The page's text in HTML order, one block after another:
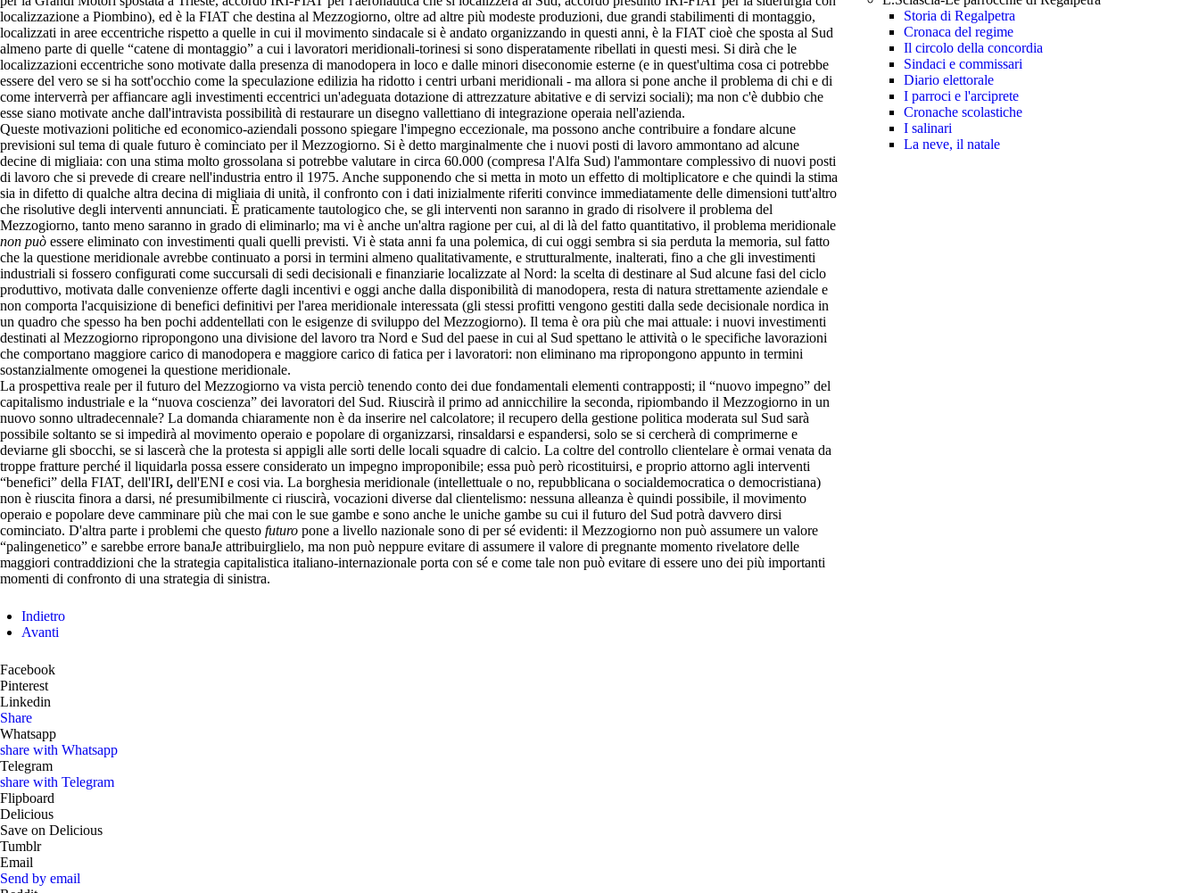
localizzazione a Piombino), ed è la FIAT che destina al Mezzogiorno, oltre ad altre più modeste produzioni, due grandi stabilimenti di montaggio,
localizzati in aree eccentriche rispetto a quelle in cui il movimento sindacale si è andato organizzando in questi anni, è la FIAT cioè che sposta al Sud
almeno parte di quelle “catene di montaggio” a cui i lavoratori meridionali-torinesi si sono disperatamente ribellati in questi mesi. Si dirà che le
localizzazioni eccentriche sono motivate dalla presenza di manodopera in loco e dalle minori diseconomie esterne (e in quest'ultima cosa ci potrebbe
essere del vero se si ha sott'occhio come la speculazione edilizia ha ridotto i centri urbani meridionali - ma allora si pone anche il problema di chi e di
come interverrà per affiancare agli investimenti eccentrici un'adeguata dotazione di attrezzature abitative e di servizi sociali); ma non c'è dubbio che
esse siano motivate anche dall'intravista possibilità di restaurare un disegno vallettiano di integrazione operaia nell'azienda.
Queste motivazioni politiche ed economico-aziendali possono spiegare l'impegno eccezionale, ma possono anche contribuire a fondare alcune
previsioni sul tema di quale futuro è cominciato per il Mezzogiorno. Si è detto marginalmente che i nuovi posti di lavoro ammontano ad alcune
decine di migliaia: con una stima molto grossolana si potrebbe valutare in circa 60.000 (compresa l'Alfa Sud) l'ammontare complessivo di nuovi posti
di lavoro che si prevede di creare nell'industria entro il 1975. Anche supponendo che si metta in moto un effetto di moltiplicatore e che quindi la stima
sia in difetto di qualche altra decina di migliaia di unità, il confronto con i dati inizialmente riferiti convince immediatamente delle dimensioni tutt'altro
che risolutive degli interventi annunciati. È praticamente tautologico che, se gli interventi non saranno in grado di risolvere il problema del
Mezzogiorno, tanto meno saranno in grado di eliminarlo; ma vi è anche un'altra ragione per cui, al di là del fatto quantitativo, il problema meridionale
non può essere eliminato con investimenti quali quelli previsti. Vi è stata anni fa una polemica, di cui oggi sembra si sia perduta la memoria, sul fatto
che la questione meridionale avrebbe continuato a porsi in termini almeno qualitativamente, e strutturalmente, inalterati, fino a che gli investimenti
industriali si fossero configurati come succursali di sedi decisionali e finanziarie localizzate al Nord: la scelta di destinare al Sud alcune fasi del ciclo
produttivo, motivata dalle convenienze offerte dagli incentivi e oggi anche dalla disponibilità di manodopera, resta di natura strettamente aziendale e
non comporta l'acquisizione di benefici definitivi per l'area meridionale interessata (gli stessi profitti vengono gestiti dalla sede decisionale nordica in
un quadro che spesso ha ben pochi addentellati con le esigenze di sviluppo del Mezzogiorno). Il tema è ora più che mai attuale: i nuovi investimenti
destinati al Mezzogiorno ripropongono una divisione del lavoro tra Nord e Sud del paese in cui al Sud spettano le attività o le specifiche lavorazioni
che comportano maggiore carico di manodopera e maggiore carico di fatica per i lavoratori: non eliminano ma ripropongono appunto in termini
sostanzialmente omogenei la questione meridionale.
La prospettiva reale per il futuro del Mezzogiorno va vista perciò tenendo conto dei due fondamentali elementi contrapposti; il “nuovo impegno” del
capitalismo industriale e la “nuova coscienza” dei lavoratori del Sud. Riuscirà il primo ad annicchilire la seconda, ripiombando il Mezzogiorno in un
nuovo sonno ultradecennale? La domanda chiaramente non è da inserire nel calcolatore; il recupero della gestione politica moderata sul Sud sarà
possibile soltanto se si impedirà al movimento operaio e popolare di organizzarsi, rinsaldarsi e espandersi, solo se si cercherà di comprimerne e
deviarne gli sbocchi, se si lascerà che la protesta si appigli alle sorti delle locali squadre di calcio. La coltre del controllo clientelare è ormai venata da
troppe fratture perché il liquidarla possa essere considerato un impegno improponibile; essa può però ricostituirsi, e proprio attorno agli interventi
“benefici” della FIAT, dell'IRI, dell'ENI e cosi via. La borghesia meridionale (intellettuale o no, repubblicana o socialdemocratica o democristiana)
non è riuscita finora a darsi, né presumibilmente ci riuscirà, vocazioni diverse dal clientelismo: nessuna alleanza è quindi possibile, il movimento
operaio e popolare deve camminare più che mai con le sue gambe e sono anche le uniche gambe su cui il futuro del Sud potrà davvero dirsi
cominciato. D'altra parte i problemi che questo futuro pone a livello nazionale sono di per sé evidenti: il Mezzogiorno non può assumere un valore
“palingenetico” e sarebbe errore banaJe attribuirglielo, ma non può neppure evitare di assumere il valore di pregnante momento rivelatore delle
maggiori contraddizioni che la strategia capitalistica italiano-internazionale porta con sé e come tale non può evitare di essere uno dei più importanti
momenti di confronto di una strategia di sinistra.
Indietro
Avanti
Facebook
Pinterest
Linkedin
Share
Whatsapp
share with Whatsapp
Telegram
share with Telegram
Flipboard
Delicious
Save on Delicious
Tumblr
Email
Send by email
Storia di Regalpetra
Cronaca del regime
Il circolo della concordia
Sindaci e commissari
Diario elettorale
I parroci e l'arciprete
Cronache scolastiche
I salinari
La neve, il natale